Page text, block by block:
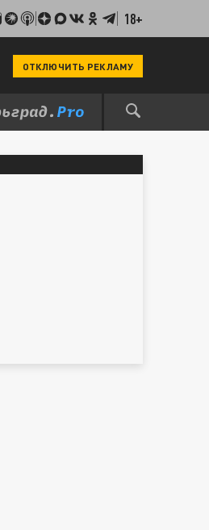
18+
ОТКЛЮЧИТЬ РЕКЛАМУ